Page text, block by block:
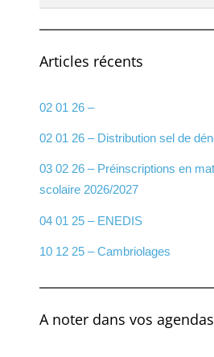
Articles récents
02 01 26 –
02 01 26 – Distribution sel de
03 02 26 – Préinscriptions en
scolaire 2026/2027
04 01 25 – ENEDIS
10 12 25 – Cambriolages
A noter dans vos agendas